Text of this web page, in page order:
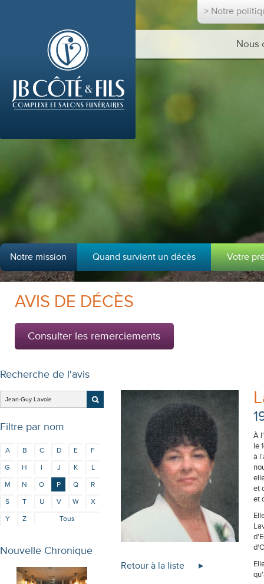
> Notre
Nous
Notre mission Quand survient un décès Votre
AVIS DE DÉCÈS
Consulter les remerciements
Recherche de l'avis
Filtre par nom
A B C D E
F
G
H I J K
L
M
N O P Q
R
S
T U V W
X
Y
Z Tous
Retour à la liste
À
le
à
et
et
Nouvelle Chronique